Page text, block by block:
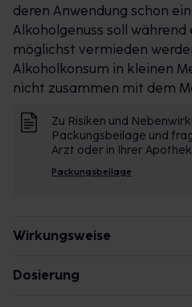
deren Anwendung schon
Alkoholgenuss soll während
möglichst vermieden
Alkoholkonsum in kleinen
nicht zusammen mit dem
Zu Risiken und
Packungsbeilage und
Arzt oder in Ihrer
Packungsbeilage
Wirkungsweise
Dosierung